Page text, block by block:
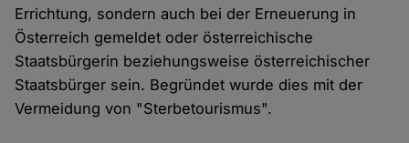
Errichtung, sondern auch bei der Erneuerung in
Österreich gemeldet oder österreichische
Staatsbürgerin beziehungsweise österreichischer
Staatsbürger sein. Begründet wurde dies mit der
Vermeidung von "Sterbetourismus".